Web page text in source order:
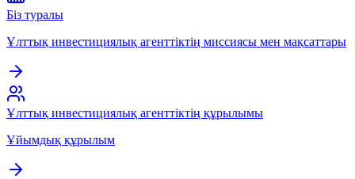
Біз туралы
Ұлттық инвестициялық агенттіктің миссиясы мен мақсаттары
Ұлттық инвестициялық агенттіктің құрылымы
Ұйымдық құрылым